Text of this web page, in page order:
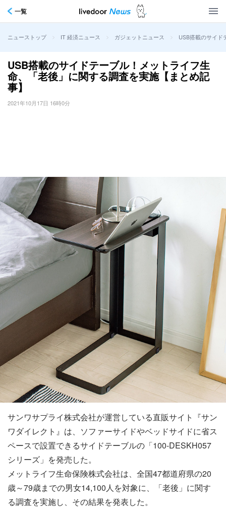
一覧
ニューストップ > IT 経済ニュース > ガジェットニュース > USB搭載のサイド
USB搭載のサイドテーブル！メットライフ生
命、「老後」に関する調査を実施【まとめ記
事】
2021年10月17日 16時0分
サンワサプライ株式会社が運営している直販サイト『サン
ワダイレクト』は、ソファーサイドやベッドサイドに省ス
ペースで設置できるサイドテーブルの「100-DESKH057
シリーズ」を発売した。
メットライフ生命保険株式会社は、全国47都道府県の20
歳～79歳までの男女14,100人を対象に、「老後」に関す
る調査を実施し、その結果を発表した。